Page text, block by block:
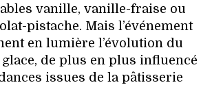
vanille, vanille-fraise ou
pistache. Mais l’événement
en lumière l’évolution du
de plus en plus influencé
issues de la pâtisserie